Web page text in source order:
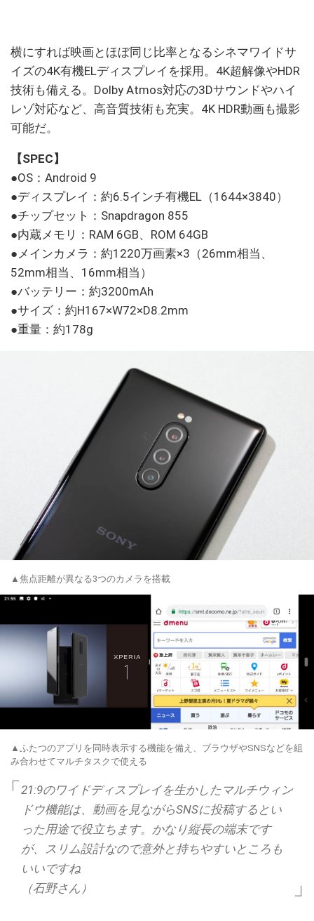
横にすれば映画とほぼ同じ比率となるシネマワイドサ
イズの4K有機ELディスプレイを採用。4K超解像やHDR
技術も備える。Dolby Atmos対応の3Dサウンドやハイ
レゾ対応など、高音質技術も充実。4K HDR動画も撮影
可能だ。
【SPEC】
●OS：Android 9
●ディスプレイ：約6.5インチ有機EL（1644×3840）
●チップセット：Snapdragon 855
●内蔵メモリ：RAM 6GB、ROM 64GB
●メインカメラ：約1220万画素×3（26mm相当、
52mm相当、16mm相当）
●バッテリー：約3200mAh
●サイズ：約H167×W72×D8.2mm
●重量：約178g
▲焦点距離が異なる3つのカメラを搭載
▲ふたつのアプリを同時表示する機能を備え、ブラウザやSNSなどを組
み合わせてマルチタスクで使える
21:9のワイドディスプレイを生かしたマルチウィン
ドウ機能は、動画を見ながらSNSに投稿するとい
った用途で役立ちます。かなり縦長の端末です
が、スリム設計なので意外と持ちやすいところも
いいですね
（石野さん）